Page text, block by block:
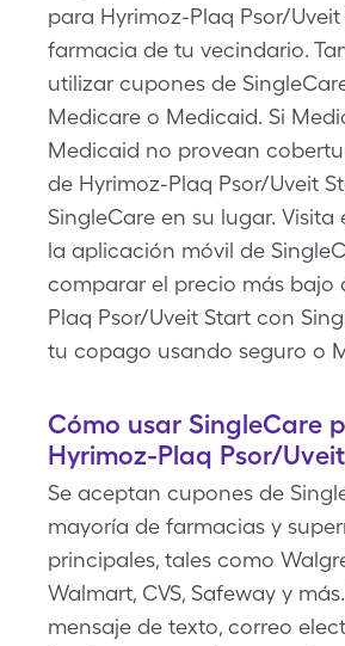
para Hyrimoz-Plaq Psor/
farmacia de tu vecindario.
utilizar cupones de
Medicare o Medicaid. Si
Medicaid no provean
de Hyrimoz-Plaq Psor/Uveit
SingleCare en su lugar. Visita
la aplicación móvil de
comparar el precio más bajo
Plaq Psor/Uveit Start con
tu copago usando seguro o
Cómo usar SingleCare
Hyrimoz-Plaq Psor/
Se aceptan cupones de
mayoría de farmacias y
principales, tales como
Walmart, CVS, Safeway y
mensaje de texto, correo